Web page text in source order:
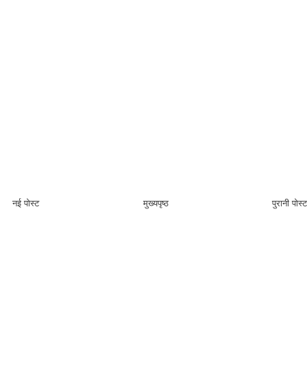
नई पोस्ट पुरानी पोस्ट
मुख्यपृष्ठ